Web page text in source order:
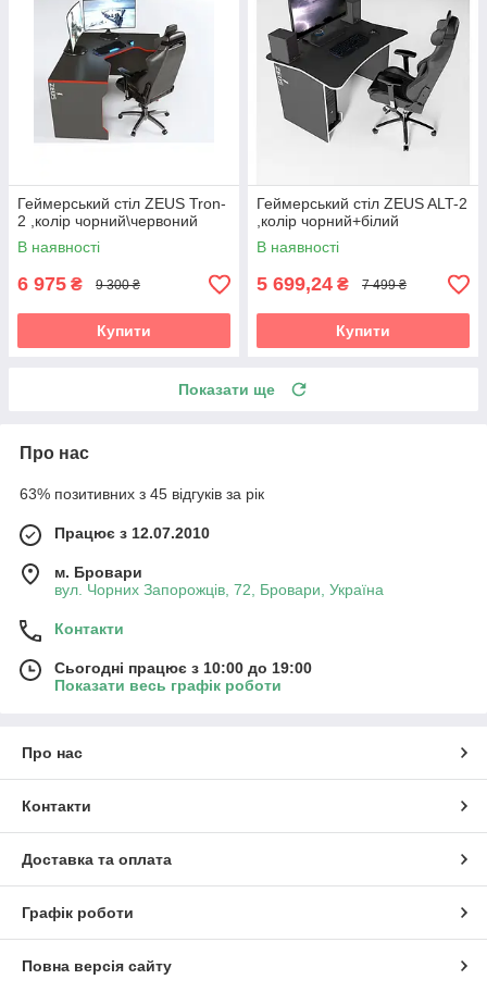
Геймерський стіл ZEUS Tron-
2 ,колір чорний\червоний
В наявності
6 975 ₴ 9 300 ₴
Купити
Геймерський стіл ZEUS ALT-2
,колір чорний+білий
В наявності
5 699,24 ₴ 7 499 ₴
Купити
Показати ще
Про нас
63% позитивних з 45 відгуків за рік
Працює з 12.07.2010
м. Бровари
вул. Чорних Запорожців, 72, Бровари, Україна
Контакти
Сьогодні працює з 10:00 до 19:00
Показати весь графік роботи
Про нас
Контакти
Доставка та оплата
Графік роботи
Повна версія сайту